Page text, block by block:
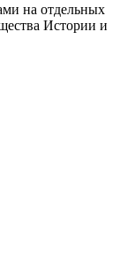
на отдельных
Истории и